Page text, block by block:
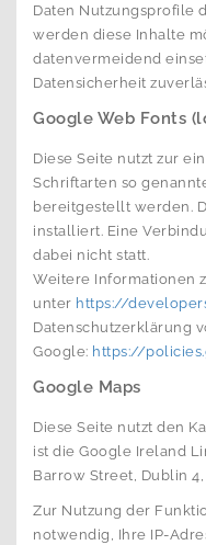
Daten Nutzungsprofile
werden diese Inhalte
datenvermeidend
Datensicherheit
Google Web Fonts
Diese Seite nutzt zur
Schriftarten so
bereitgestellt werden.
installiert. Eine
dabei nicht statt.
Weitere Informationen
unter https://
Datenschutzerklärung
Google: https://
Google Maps
Diese Seite nutzt den
ist die Google Ireland
Barrow Street, Dublin
Zur Nutzung der
notwendig, Ihre IP-